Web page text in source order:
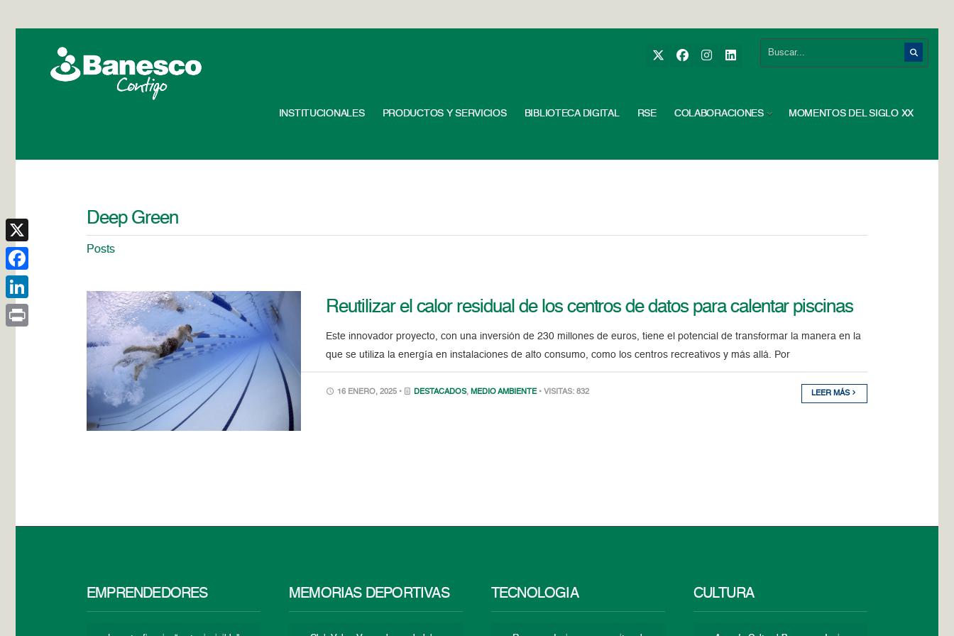
INSTITUCIONALES PRODUCTOS Y SERVICIOS BIBLIOTECA DIGITAL RSE COLABORACIONES MOMENTOS DEL SIGLO XX
Deep Green
Posts
Reutilizar el calor residual de los centros de datos para calentar piscinas
Este innovador proyecto, con una inversión de 230 millones de euros, tiene el potencial de transformar la manera en la
que se utiliza la energía en instalaciones de alto consumo, como los centros recreativos y más allá. Por
16 ENERO, 2025 • DESTACADOS, MEDIO AMBIENTE • VISITAS: 832 LEER MÁS
EMPRENDEDORES MEMORIAS DEPORTIVAS TECNOLOGÍA CULTURA
X
Facebook
LinkedIn